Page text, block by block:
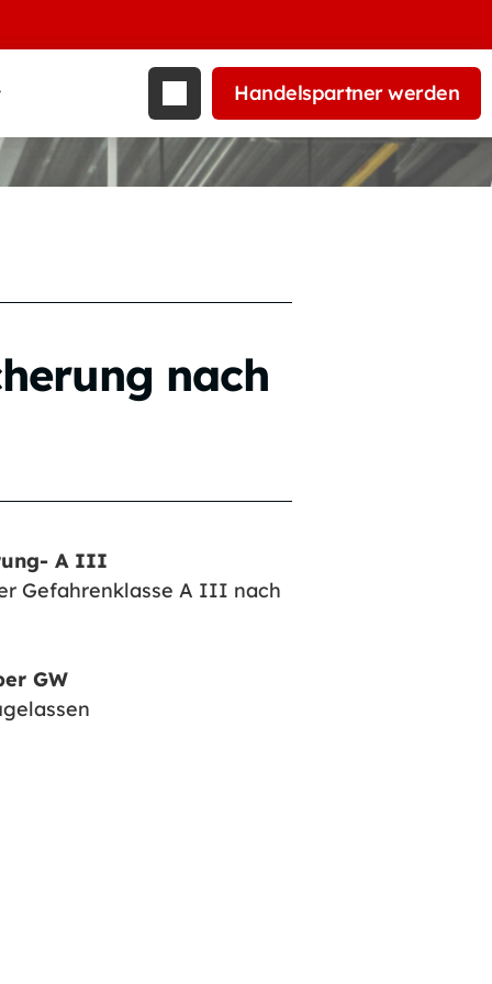
Handelspartner werden
nach
A III
Gefahrenklasse A III nach
GW